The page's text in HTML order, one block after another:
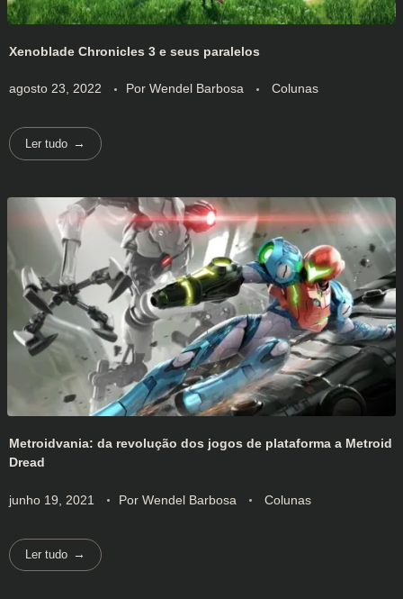
Xenoblade Chronicles 3 e seus paralelos
agosto 23, 2022 Por Wendel Barbosa Colunas
Ler tudo
Metroidvania: da revolução dos jogos de plataforma a Metroid
Dread
junho 19, 2021 Por Wendel Barbosa Colunas
Ler tudo